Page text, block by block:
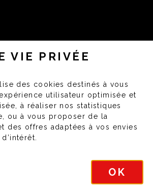
VIE PRIVÉE
des cookies destinés à vous
utilisateur optimisée et
à réaliser nos statistiques
ou à vous proposer de la
des offres adaptées à vos envies
OK